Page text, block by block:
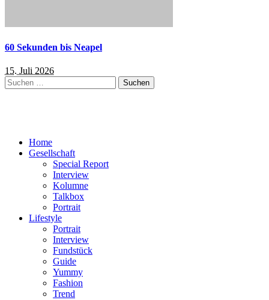
60 Sekunden bis Neapel
15. Juli 2026
Suchen
nach:
Home
Gesellschaft
Special Report
Interview
Kolumne
Talkbox
Portrait
Lifestyle
Portrait
Interview
Fundstück
Guide
Yummy
Fashion
Trend